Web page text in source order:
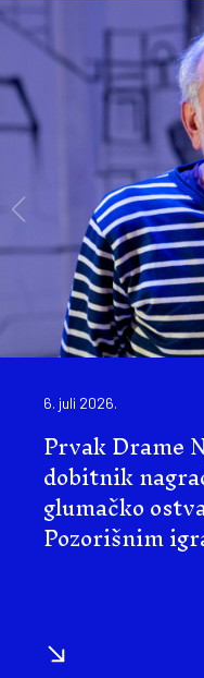
6. juli 2026.
Prvak Drame
dobitnik
glumačko
Pozorišnim